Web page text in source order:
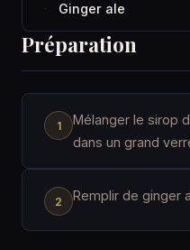
· Ginger ale
Préparation
Mélanger le sirop
dans un grand
Remplir de ginger